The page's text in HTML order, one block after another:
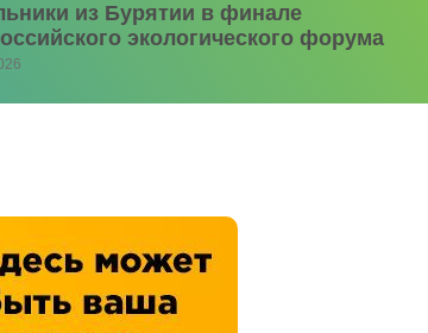
из Бурятии в финале
экологического форума